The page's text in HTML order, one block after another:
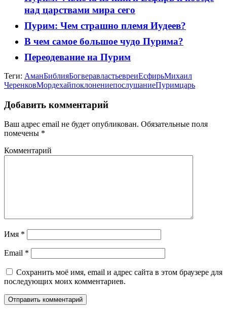
над царствами мира сего
Пурим: Чем страшно племя Иудеев?
В чем самое большое чудо Пурима?
Переодевание на Пурим
Теги: АманБиблияБогверавластьевреиЕсфирьМихаил
ЧеренковМордехайпоклонениепослушаниеПуримцарь
Добавить комментарий
Ваш адрес email не будет опубликован. Обязательные поля
помечены *
Комментарий
Имя *
Email *
Сохранить моё имя, email и адрес сайта в этом браузере для
последующих моих комментариев.